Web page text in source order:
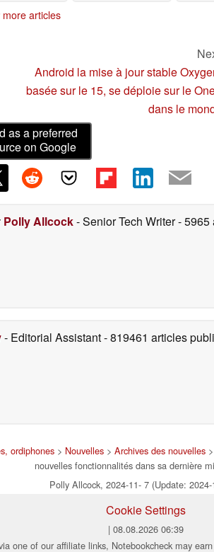
articles
Android la mise à jour stable
basée sur le 15, se déploie sur le
dans le
as a preferred
on Google
Polly Allcock- Senior Tech Writer- 5965
- Editorial Assistant- 819461 articles
ordiphones > Nouvelles > Archives des nouvelles >
nouvelles fonctionnalités dans sa dernière
Polly Allcock, 2024-11- 7 (Update: 2024-
Cookie Settings
| 08.08.2026 06:39
one of our affiliate links, Notebookcheck may